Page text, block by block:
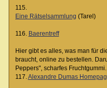
115.
Eine Rätselsammlung (Tarel)
116. Baerentreff
Hier gibt es alles, was man für
braucht, online zu bestellen.
Peppers", scharfes
117.Alexandre Dumas